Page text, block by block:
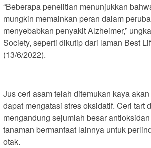
“Beberapa penelitian menunjukkan
mungkin memainkan peran dalam
menyebabkan penyakit Alzheimer,”
Society, seperti dikutip dari laman Best
(13/6/2022).
Jus ceri asam telah ditemukan kaya
dapat mengatasi stres oksidatif. Ceri tart
mengandung sejumlah besar
tanaman bermanfaat lainnya untuk
otak.